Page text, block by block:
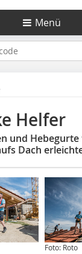
Menü
Helfer
und
Dach
Foto: Roto